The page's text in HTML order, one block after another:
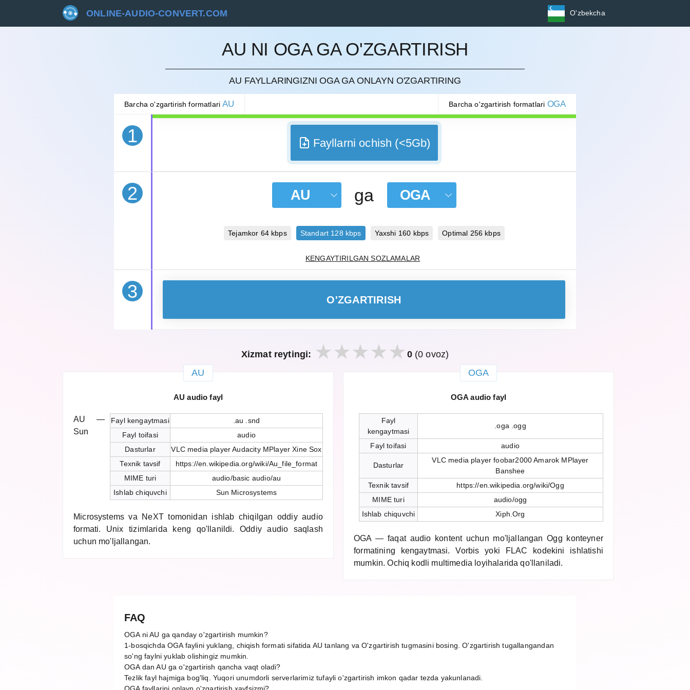
ONLINE-AUDIO-CONVERT.COM O'zbekcha
AU NI OGA GA O'ZGARTIRISH
AU FAYLLARINGIZNI OGA GA ONLAYN O'ZGARTIRING
Barcha o'zgartirish formatlariAU Barcha o'zgartirish formatlari OGA
1
BEKOR QILISH
Fayllarni ochish (<5Gb)
2 AU ga OGA
Tejamkor 64 kbps Standart 128 kbps Yaxshi 160 kbps Optimal 256 kbps
KENGAYTIRILGAN SOZLAMALAR
3 O'ZGARTIRISH
Xizmat reytingi: 0(0 ovoz)
AU
AU audio fayl
Fayl kengaytmasi
.au .snd
Fayl toifasi
audio
Dasturlar
VLC media player Audacity MPlayer Xine Sox
Texnik tavsif
https://en.wikipedia.org/wiki/Au_file_format
MIME turi
audio/basic audio/au
Ishlab chiquvchi
Sun Microsystems
AU —
Sun
Microsystems va NeXT tomonidan ishlab chiqilgan oddiy audio
formati. Unix tizimlarida keng qo'llanildi. Oddiy audio saqlash
uchun mo'ljallangan.
OGA
OGA audio fayl
Fayl
kengaytmasi
.oga .ogg
Fayl toifasi audio
Dasturlar
VLC media player foobar2000 Amarok MPlayer
Banshee
Texnik tavsif
https://en.wikipedia.org/wiki/Ogg
MIME turi
audio/ogg
Ishlab chiquvchi
Xiph.Org
OGA — faqat audio kontent uchun mo'ljallangan Ogg konteyner
formatining kengaytmasi. Vorbis yoki FLAC kodekini ishlatishi
mumkin. Ochiq kodli multimedia loyihalarida qo'llaniladi.
FAQ
OGA ni AU ga qanday o'zgartirish mumkin?
1-bosqichda OGA faylini yuklang, chiqish formati sifatida AU tanlang va O'zgartirish tugmasini bosing. O'zgartirish tugallangandan
so'ng faylni yuklab olishingiz mumkin.
OGA dan AU ga o'zgartirish qancha vaqt oladi?
Tezlik fayl hajmiga bog'liq. Yuqori unumdorli serverlarimiz tufayli o'zgartirish imkon qadar tezda yakunlanadi.